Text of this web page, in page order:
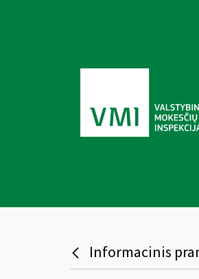
Informacinis